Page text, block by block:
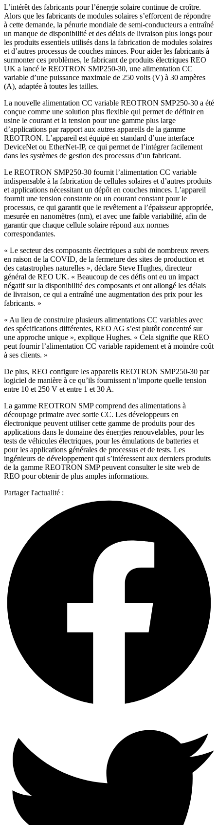
L’intérêt des fabricants pour l’énergie solaire continue de croître.
Alors que les fabricants de modules solaires s’efforcent de répondre
à cette demande, la pénurie mondiale de semi-conducteurs a entraîné
un manque de disponibilité et des délais de livraison plus longs pour
les produits essentiels utilisés dans la fabrication de modules solaires
et d’autres processus de couches minces. Pour aider les fabricants à
surmonter ces problèmes, le fabricant de produits électriques REO
UK a lancé le REOTRON SMP250-30, une alimentation CC
variable d’une puissance maximale de 250 volts (V) à 30 ampères
(A), adaptée à toutes les tailles.
La nouvelle alimentation CC variable REOTRON SMP250-30 a été
conçue comme une solution plus flexible qui permet de définir en
usine le courant et la tension pour une gamme plus large
d’applications par rapport aux autres appareils de la gamme
REOTRON. L’appareil est équipé en standard d’une interface
DeviceNet ou EtherNet-IP, ce qui permet de l’intégrer facilement
dans les systèmes de gestion des processus d’un fabricant.
Le REOTRON SMP250-30 fournit l’alimentation CC variable
indispensable à la fabrication de cellules solaires et d’autres produits
et applications nécessitant un dépôt en couches minces. L’appareil
fournit une tension constante ou un courant constant pour le
processus, ce qui garantit que le revêtement a l’épaisseur appropriée,
mesurée en nanomètres (nm), et avec une faible variabilité, afin de
garantir que chaque cellule solaire répond aux normes
correspondantes.
« Le secteur des composants électriques a subi de nombreux revers
en raison de la COVID, de la fermeture des sites de production et
des catastrophes naturelles », déclare Steve Hughes, directeur
général de REO UK. « Beaucoup de ces défis ont eu un impact
négatif sur la disponibilité des composants et ont allongé les délais
de livraison, ce qui a entraîné une augmentation des prix pour les
fabricants. »
« Au lieu de construire plusieurs alimentations CC variables avec
des spécifications différentes, REO AG s’est plutôt concentré sur
une approche unique », explique Hughes. « Cela signifie que REO
peut fournir l’alimentation CC variable rapidement et à moindre coût
à ses clients. »
De plus, REO configure les appareils REOTRON SMP250-30 par
logiciel de manière à ce qu’ils fournissent n’importe quelle tension
entre 10 et 250 V et entre 1 et 30 A.
La gamme REOTRON SMP comprend des alimentations à
découpage primaire avec sortie CC. Les développeurs en
électronique peuvent utiliser cette gamme de produits pour des
applications dans le domaine des énergies renouvelables, pour les
tests de véhicules électriques, pour les émulations de batteries et
pour les applications générales de processus et de tests. Les
ingénieurs de développement qui s’intéressent aux derniers produits
de la gamme REOTRON SMP peuvent consulter le site web de
REO pour obtenir de plus amples informations.
Partager l'actualité :